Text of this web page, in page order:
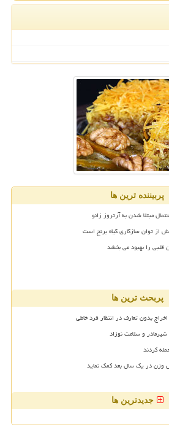
پربیننده ترین ها
مبتلا شدن به آرتروز زانو
قلبی را بهبود می بخشد
پربحث ترین ها
بدون تعارف در انتظار فرد خاطی
و سلامت نوزاد
کردند
جدیدترین ها